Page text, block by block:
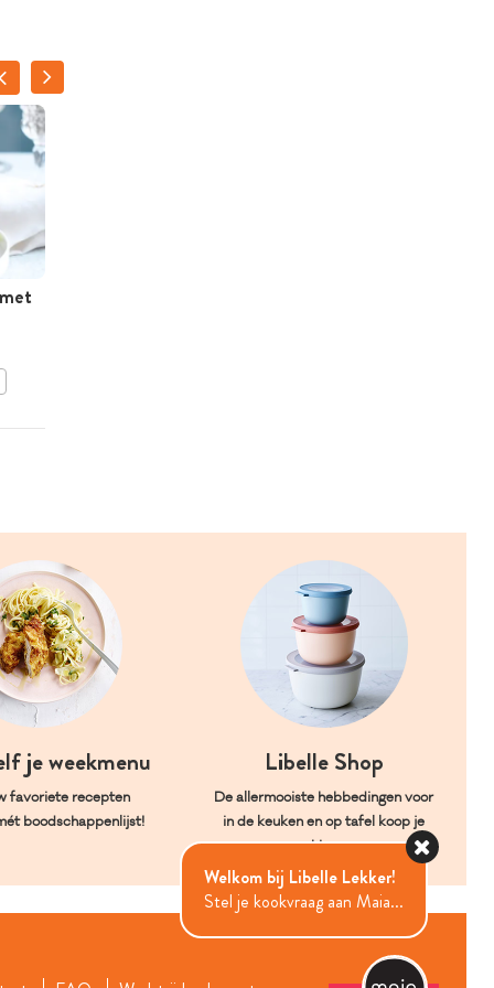
je weekmenu
favoriete recepten
boodschappenlijst!
Libelle Shop
De allermooiste hebbedingen voor
in de keuken en op tafel koop je
hier.
Welkom bij Libelle Lekker!
Stel je kookvraag aan Maia...